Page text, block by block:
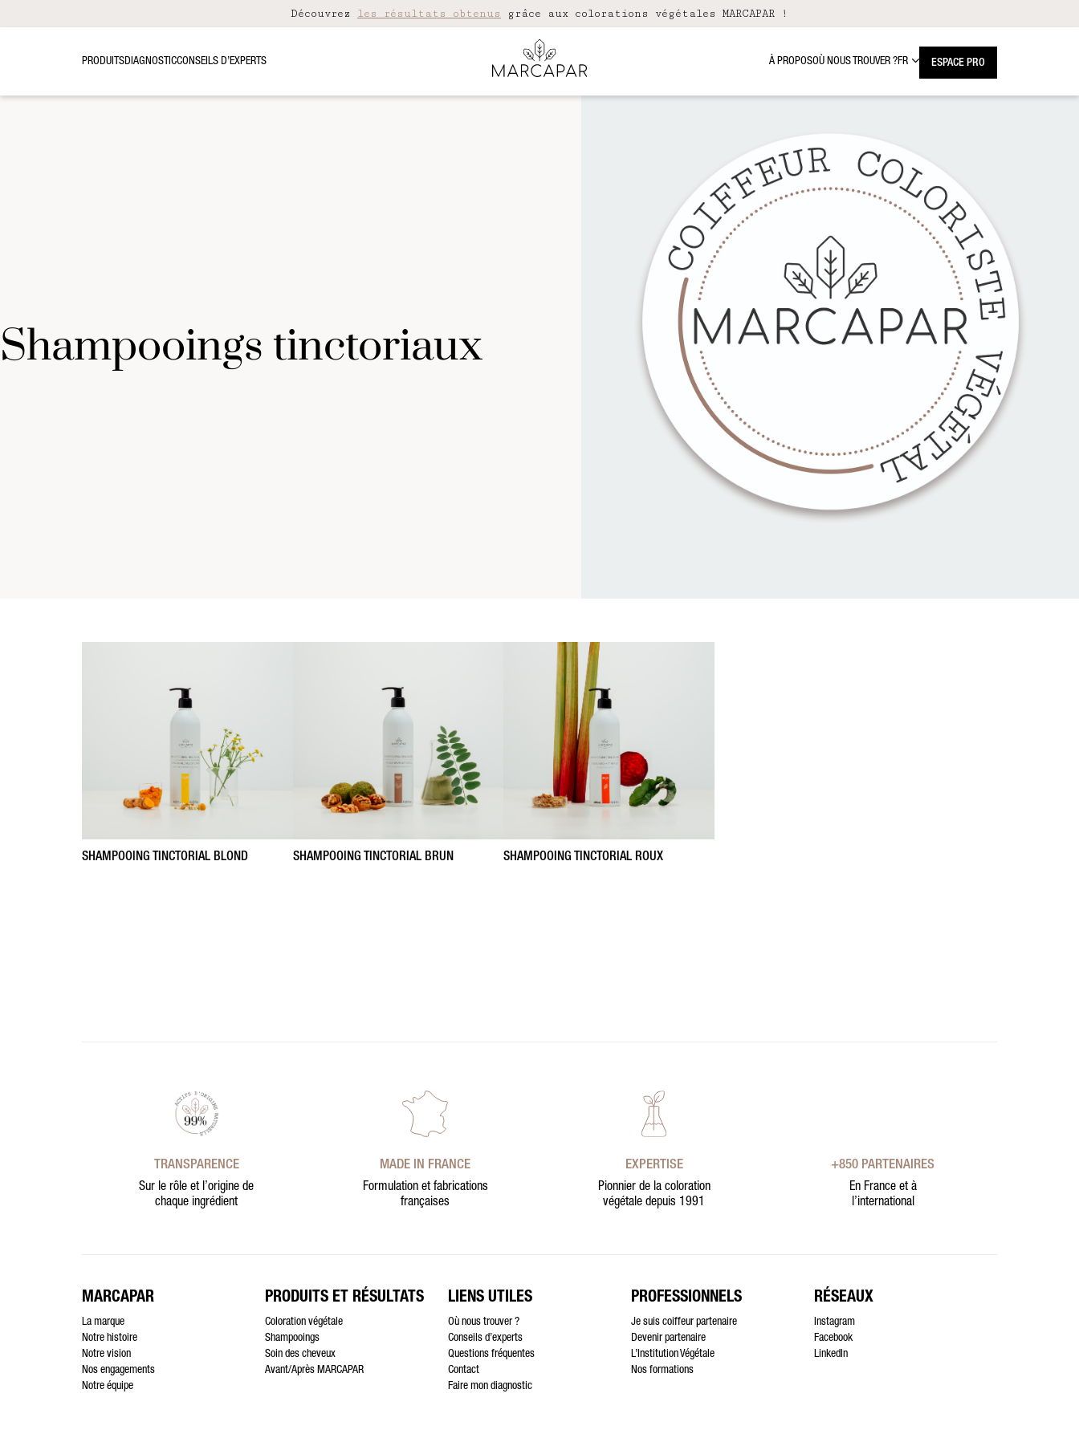
Découvrez les résultats obtenus grâce aux colorations végétales MARCAPAR !
PRODUITSDIAGNOSTICCONSEILS D’EXPERTS À PROPOSOÙ NOUS TROUVER ?FR ESPACE PRO
shampooings tinctoriaux
SHAMPOOING TINCTORIAL BLOND SHAMPOOING TINCTORIAL BRUN SHAMPOOING TINCTORIAL ROUX
TRANSPARENCE
Sur le rôle et l’origine de
chaque ingrédient
MADE IN FRANCE
Formulation et fabrications
françaises
EXPERTISE
Pionnier de la coloration
végétale depuis 1991
+850 PARTENAIRES
En France et à
l’international
MARCAPAR
La marque
Notre histoire
Notre vision
Nos engagements
Notre équipe
PRODUITS ET RÉSULTATS
Coloration végétale
Shampooings
Soin des cheveux
Avant/Après MARCAPAR
LIENS UTILES
Où nous trouver ?
Conseils d’experts
Questions fréquentes
Contact
Faire mon diagnostic
PROFESSIONNELS
Je suis coiffeur partenaire
Devenir partenaire
L’Institution Végétale
Nos formations
RÉSEAUX
Instagram
Facebook
LinkedIn